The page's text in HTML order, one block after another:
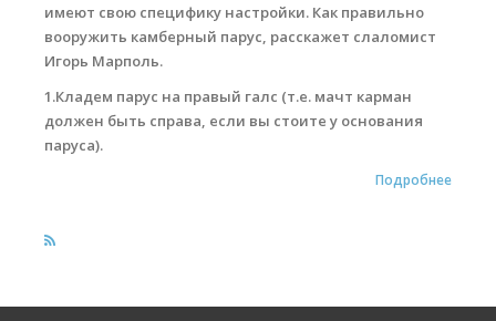
имеют свою специфику настройки. Как правильно
вооружить камберный парус, расскажет слаломист
Игорь Марполь.
1.Кладем парус на правый галс (т.е. мачт карман
должен быть справа, если вы стоите у основания
паруса).
Подробнее